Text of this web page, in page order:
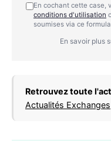
En cochant cette case,
conditions d'utilisation
soumises via ce
En savoir plus
Retrouvez toute
Actualités Exchanges